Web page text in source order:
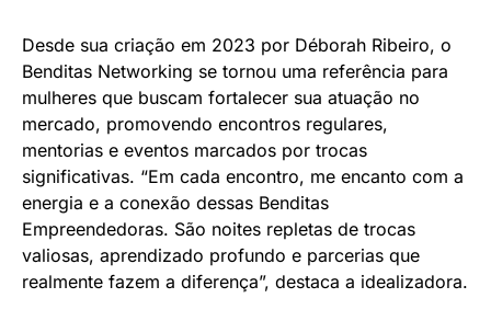
Desde sua criação em 2023 por Déborah Ribeiro, o
Benditas Networking se tornou uma referência para
mulheres que buscam fortalecer sua atuação no
mercado, promovendo encontros regulares,
mentorias e eventos marcados por trocas
significativas. “Em cada encontro, me encanto com a
energia e a conexão dessas Benditas
Empreendedoras. São noites repletas de trocas
valiosas, aprendizado profundo e parcerias que
realmente fazem a diferença”, destaca a idealizadora.